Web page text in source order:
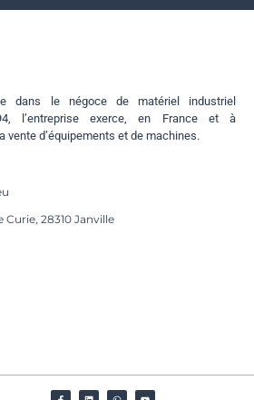
dans le négoce de matériel industriel
l’entreprise exerce, en France et à
vente d’équipements et de machines.
Curie, 28310 Janville